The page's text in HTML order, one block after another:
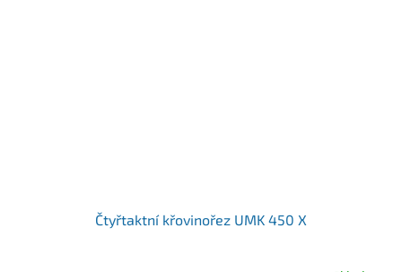
Čtyřtaktní křovinořez UMK 450 X